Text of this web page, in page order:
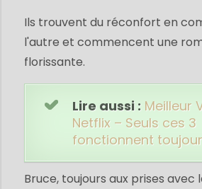
Ils trouvent du réconfort en
l'autre et commencent une
florissante.
Lire aussi : Meilleur
Netflix – Seuls ces 3
fonctionnent
Bruce, toujours aux prises avec